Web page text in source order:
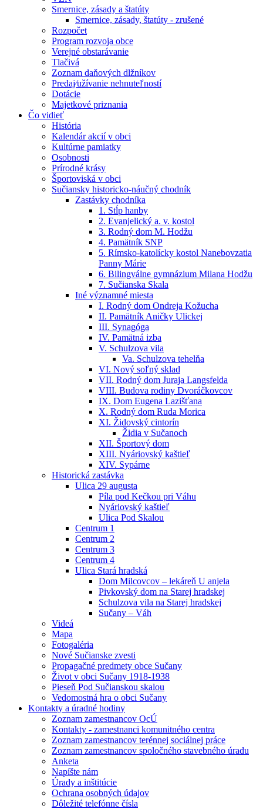
Smernice, zásady a štatúty
Smernice, zásady, štatúty - zrušené
Rozpočet
Program rozvoja obce
Verejné obstarávanie
Tlačivá
Zoznam daňových dlžníkov
Predaj⁄užívanie nehnuteľností
Dotácie
Majetkové priznania
Čo vidieť
História
Kalendár akcií v obci
Kultúrne pamiatky
Osobnosti
Prírodné krásy
Športoviská v obci
Sučiansky historicko-náučný chodník
Zastávky chodníka
1. Stĺp hanby
2. Evanjelický a. v. kostol
3. Rodný dom M. Hodžu
4. Pamätník SNP
5. Rímsko-katolícky kostol Nanebovzatia
Panny Márie
6. Bilingválne gymnázium Milana Hodžu
7. Sučianska Skala
Iné významné miesta
I. Rodný dom Ondreja Kožucha
II. Pamätník Aničky Ulickej
III. Synagóga
IV. Pamätná izba
V. Schulzova vila
Va. Schulzova tehelňa
VI. Nový soľný sklad
VII. Rodný dom Juraja Langsfelda
VIII. Budova rodiny Dvoráčkovcov
IX. Dom Eugena Lazišťana
X. Rodný dom Ruda Morica
XI. Židovský cintorín
Židia v Sučanoch
XII. Športový dom
XIII. Nyáriovský kaštieľ
XIV. Sypárne
Historická zastávka
Ulica 29 augusta
Píla pod Kečkou pri Váhu
Nyáriovský kaštieľ
Ulica Pod Skalou
Centrum 1
Centrum 2
Centrum 3
Centrum 4
Ulica Stará hradská
Dom Milcovcov – lekáreň U anjela
Pivkovský dom na Starej hradskej
Schulzova vila na Starej hradskej
Sučany – Váh
Videá
Mapa
Fotogaléria
Nové Sučianske zvesti
Propagačné predmety obce Sučany
Život v obci Sučany 1918-1938
Pieseň Pod Sučianskou skalou
Vedomostná hra o obci Sučany
Kontakty a úradné hodiny
Zoznam zamestnancov OcÚ
Kontakty - zamestnanci komunitného centra
Zoznam zamestnancov terénnej sociálnej práce
Zoznam zamestnancov spoločného stavebného úradu
Anketa
Napíšte nám
Úrady a inštitúcie
Ochrana osobných údajov
Dôležité telefónne čísla